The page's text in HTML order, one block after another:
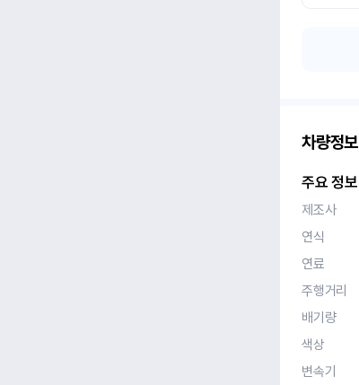
차량정보
주요 정보
제조사
연식
연료
주행거리
배기량
색상
변속기